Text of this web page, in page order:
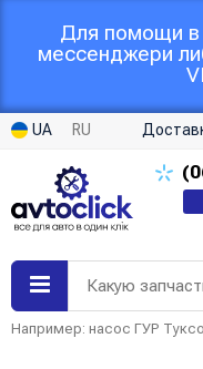
Для помощи в
мессенджери
UA RU
Какую
Например: насос ГУР